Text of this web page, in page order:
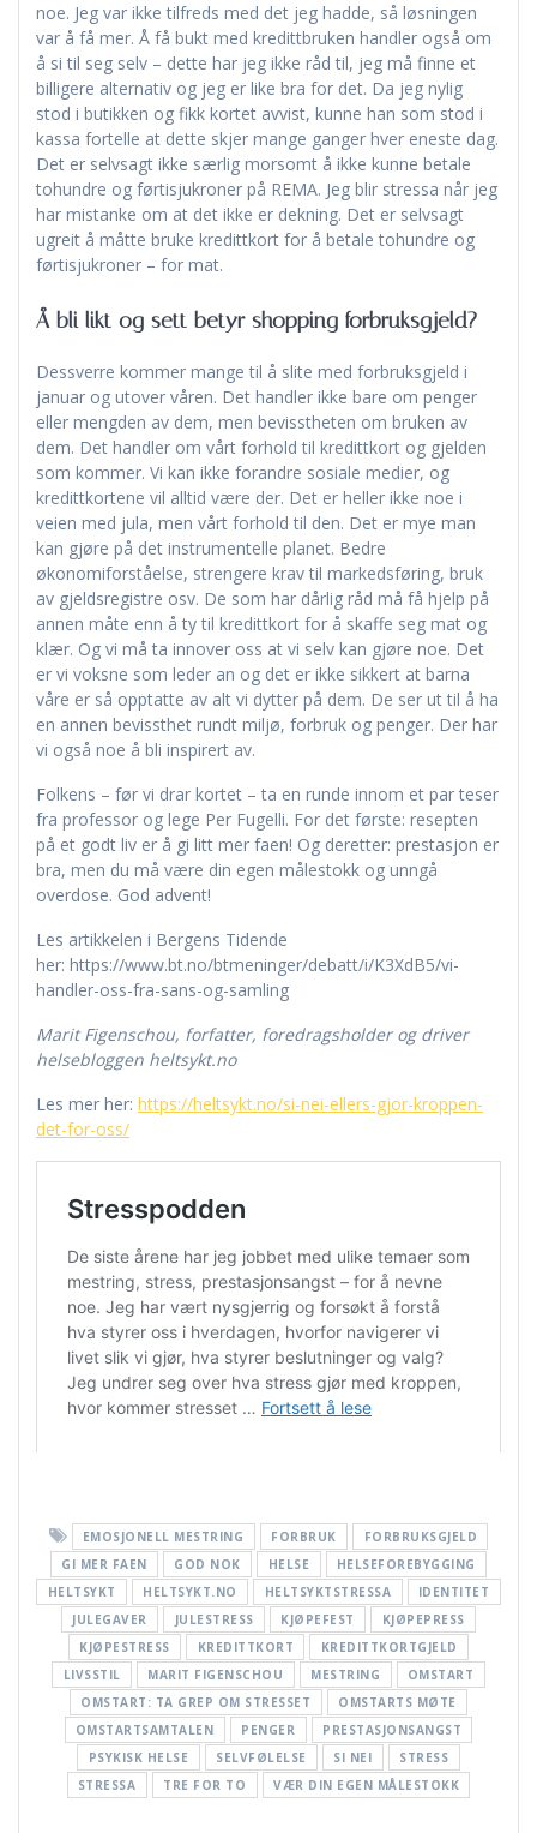
noe. Jeg var ikke tilfreds med det jeg hadde, så løsningen
var å få mer. Å få bukt med kredittbruken handler også om
å si til seg selv – dette har jeg ikke råd til, jeg må finne et
billigere alternativ og jeg er like bra for det. Da jeg nylig
stod i butikken og fikk kortet avvist, kunne han som stod i
kassa fortelle at dette skjer mange ganger hver eneste dag.
Det er selvsagt ikke særlig morsomt å ikke kunne betale
tohundre og førtisjukroner på REMA. Jeg blir stressa når jeg
har mistanke om at det ikke er dekning. Det er selvsagt
ugreit å måtte bruke kredittkort for å betale tohundre og
førtisjukroner – for mat.
Å bli likt og sett betyr shopping forbruksgjeld?
Dessverre kommer mange til å slite med forbruksgjeld i
januar og utover våren. Det handler ikke bare om penger
eller mengden av dem, men bevisstheten om bruken av
dem. Det handler om vårt forhold til kredittkort og gjelden
som kommer. Vi kan ikke forandre sosiale medier, og
kredittkortene vil alltid være der. Det er heller ikke noe i
veien med jula, men vårt forhold til den. Det er mye man
kan gjøre på det instrumentelle planet. Bedre
økonomiforståelse, strengere krav til markedsføring, bruk
av gjeldsregistre osv. De som har dårlig råd må få hjelp på
annen måte enn å ty til kredittkort for å skaffe seg mat og
klær. Og vi må ta innover oss at vi selv kan gjøre noe. Det
er vi voksne som leder an og det er ikke sikkert at barna
våre er så opptatte av alt vi dytter på dem. De ser ut til å ha
en annen bevissthet rundt miljø, forbruk og penger. Der har
vi også noe å bli inspirert av.
Folkens – før vi drar kortet – ta en runde innom et par teser
fra professor og lege Per Fugelli. For det første: resepten
på et godt liv er å gi litt mer faen! Og deretter: prestasjon er
bra, men du må være din egen målestokk og unngå
overdose. God advent!
Les artikkelen i Bergens Tidende
her: https://www.bt.no/btmeninger/debatt/i/K3XdB5/vi-
handler-oss-fra-sans-og-samling
Marit Figenschou, forfatter, foredragsholder og driver
helsebloggen heltsykt.no
Les mer her: https://heltsykt.no/si-nei-ellers-gjor-kroppen-
det-for-oss/
EMOSJONELL MESTRING FORBRUK
FORBRUKSGJELD
GI MER FAEN
GOD NOK HELSE
HELSEFOREBYGGING
HELTSYKT
HELTSYKT.NO HELTSYKTSTRESSA
IDENTITET
JULEGAVER
JULESTRESS KJØPEFEST
KJØPEPRESS
KJØPESTRESS
KREDITTKORT
KREDITTKORTGJELD
LIVSSTIL
MARIT FIGENSCHOU MESTRING
OMSTART
OMSTART: TA GREP OM STRESSET
OMSTARTS MØTE
OMSTARTSAMTALEN
PENGER
PRESTASJONSANGST
PSYKISK HELSE
SELVFØLELSE SI NEI
STRESS
STRESSA
TRE FOR TO VÆR DIN EGEN MÅLESTOKK